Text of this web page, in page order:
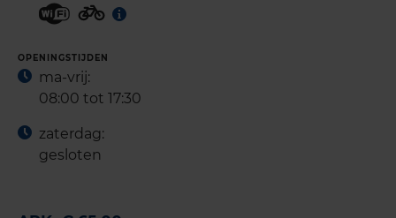
OPENINGSTIJDEN
ma-vrij:
08:00 tot 17:30
zaterdag:
gesloten